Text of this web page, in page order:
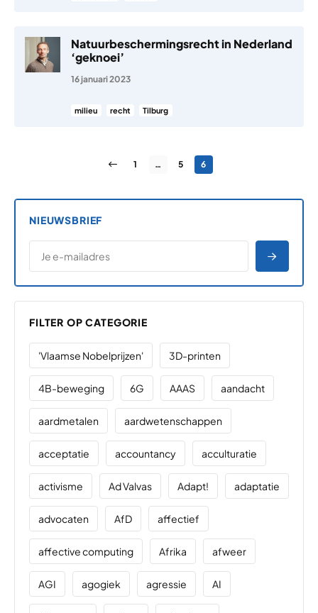
Natuurbeschermingsrecht in Nederland
‘geknoei’
16 januari 2023
milieu recht Tilburg
Vorige pagina
Pagina
1 … Pagina
5 Pagina
6
NIEUWSBRIEF
E-MAILADRES
*
FILTER OP CATEGORIE
'Vlaamse Nobelprijzen' 3D-printen
4B-beweging 6G AAAS aandacht
aardmetalen aardwetenschappen
acceptatie accountancy acculturatie
activisme Ad Valvas Adapt! adaptatie
advocaten AfD affectief
affective computing Afrika afweer
AGI agogiek agressie AI